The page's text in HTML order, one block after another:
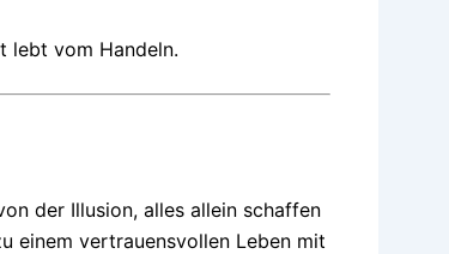
lebt vom Handeln.
der Illusion, alles allein schaffen
einem vertrauensvollen Leben mit